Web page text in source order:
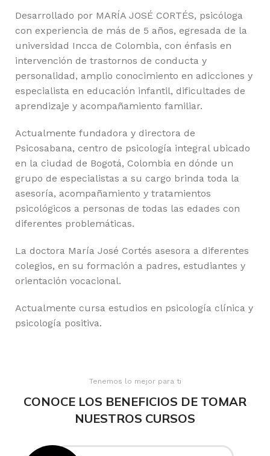
Desarrollado por MARÍA JOSÉ CORTÉS, psicóloga
con experiencia de más de 5 años, egresada de la
universidad Incca de Colombia, con énfasis en
intervención de trastornos de conducta y
personalidad, amplio conocimiento en adicciones y
especialista en educación infantil, dificultades de
aprendizaje y acompañamiento familiar.
Actualmente fundadora y directora de
Psicosabana, centro de psicología integral ubicado
en la ciudad de Bogotá, Colombia en dónde un
grupo de especialistas a su cargo brinda toda la
asesoría, acompañamiento y tratamientos
psicológicos a personas de todas las edades con
diferentes problemáticas.
La doctora María José Cortés asesora a diferentes
colegios, en su formación a padres, estudiantes y
orientación vocacional.
Actualmente cursa estudios en psicología clínica y
psicología positiva.
Tenemos lo mejor para ti
CONOCE LOS BENEFICIOS DE TOMAR
NUESTROS CURSOS